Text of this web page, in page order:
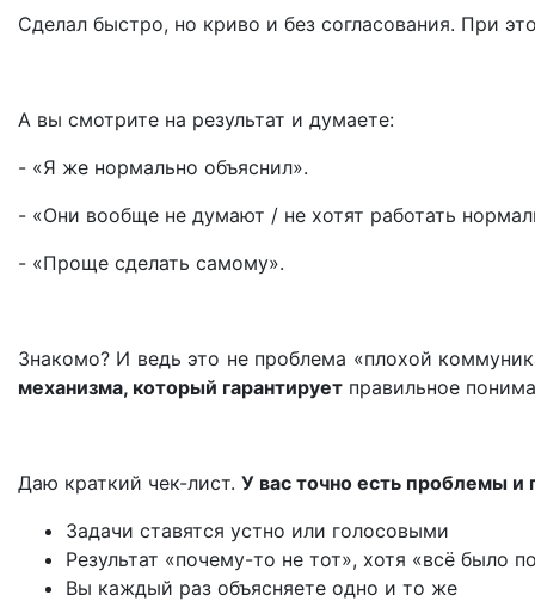
Сделал быстро, но криво и без согласования. При
А вы смотрите на результат и думаете:
- «Я же нормально объяснил».
- «Они вообще не думают / не хотят работать
- «Проще сделать самому».
Знакомо? И ведь это не проблема «плохой
механизма, который гарантирует правильное
Даю краткий чек-лист. У вас точно есть проблемы и
Задачи ставятся устно или голосовыми
Результат «почему-то не тот», хотя «всё было
Вы каждый раз объясняете одно и то же